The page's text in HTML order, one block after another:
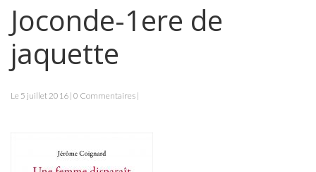
Joconde-1ere de
jaquette
Le 5 juillet 2016 | 0 Commentaires |